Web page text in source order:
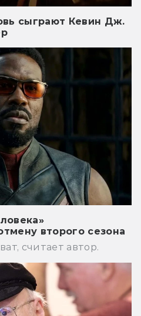
сыграют Кевин Дж.
второго сезона
считает автор.